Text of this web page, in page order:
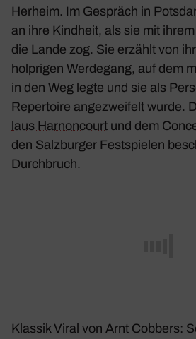
Herheim. Im Gespräch in
an ihre Kind­heit, als sie mit
die Lande zog. Sie erzählt von
holp­rigen Werde­gang, auf dem
in den Weg legte und sie als
Reper­toire ange­zwei­felt wurde.
laus Harnon­court und dem
den Salz­burger Fest­spielen
Durch­bruch.
Klassik Viral von Arnt Cobbers: